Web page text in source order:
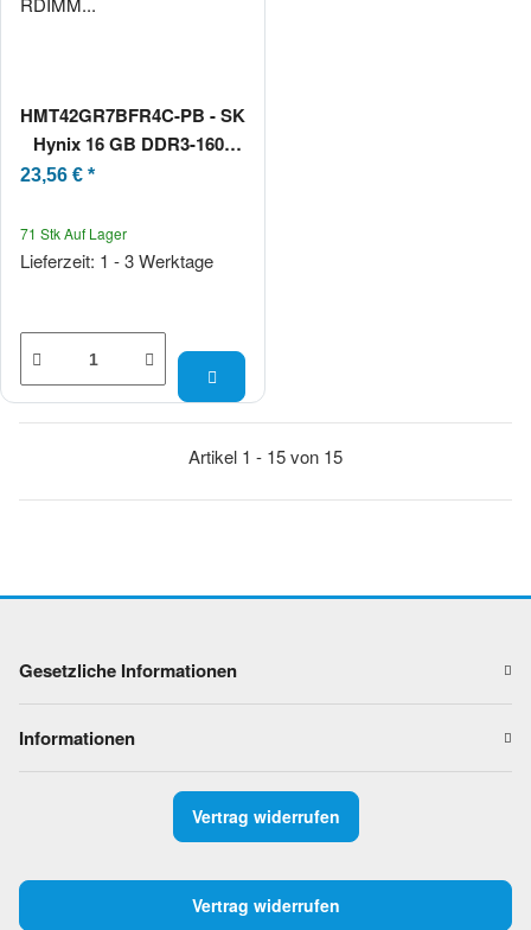
HMT42GR7BFR4C-PB - SK
Hynix 16 GB DDR3-1600
RDIMM PC3-12800R 2Rx4
23,56 € *
71 Stk Auf Lager
Lieferzeit: 1 - 3 Werktage
Artikel 1 - 15 von 15
Gesetzliche Informationen
Informationen
Vertrag widerrufen
Vertrag widerrufen